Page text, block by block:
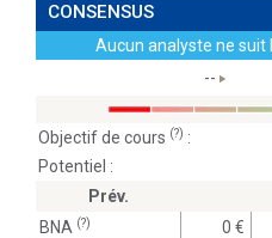
CONSENSUS
Aucun analyste ne suit
--
Objectif de cours (?) :
Potentiel :
Prév.
BNA (?) 0